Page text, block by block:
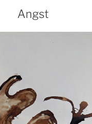
Angst